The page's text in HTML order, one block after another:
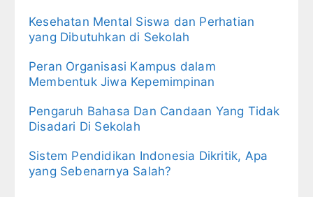
Kesehatan Mental Siswa dan Perhatian
yang Dibutuhkan di Sekolah
Peran Organisasi Kampus dalam
Membentuk Jiwa Kepemimpinan
Pengaruh Bahasa Dan Candaan Yang Tidak
Disadari Di Sekolah
Sistem Pendidikan Indonesia Dikritik, Apa
yang Sebenarnya Salah?